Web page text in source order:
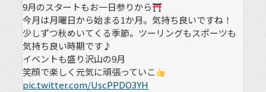
9月のスタートもお一日参りから
今月は月曜日から始まる1か月。気持ち良いですね！
少しずつ秋めいてくる季節。ツーリングもスポーツも
気持ち良い時期です♪
イベントも盛り沢山の9月
笑顔で楽しく元気に頑張っていこ
pic.twitter.com/UscPPDO3YH